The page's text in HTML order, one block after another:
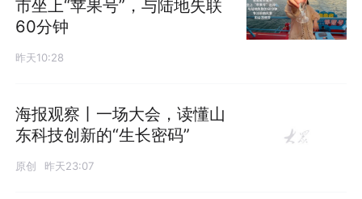
市坐上“苹果号”，与陆地失联
60分钟
昨天10:28
海报观察丨一场大会，读懂山
东科技创新的“生长密码”
原创 昨天23:07